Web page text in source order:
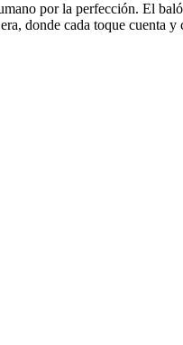
por la perfección. El
donde cada toque cuenta y